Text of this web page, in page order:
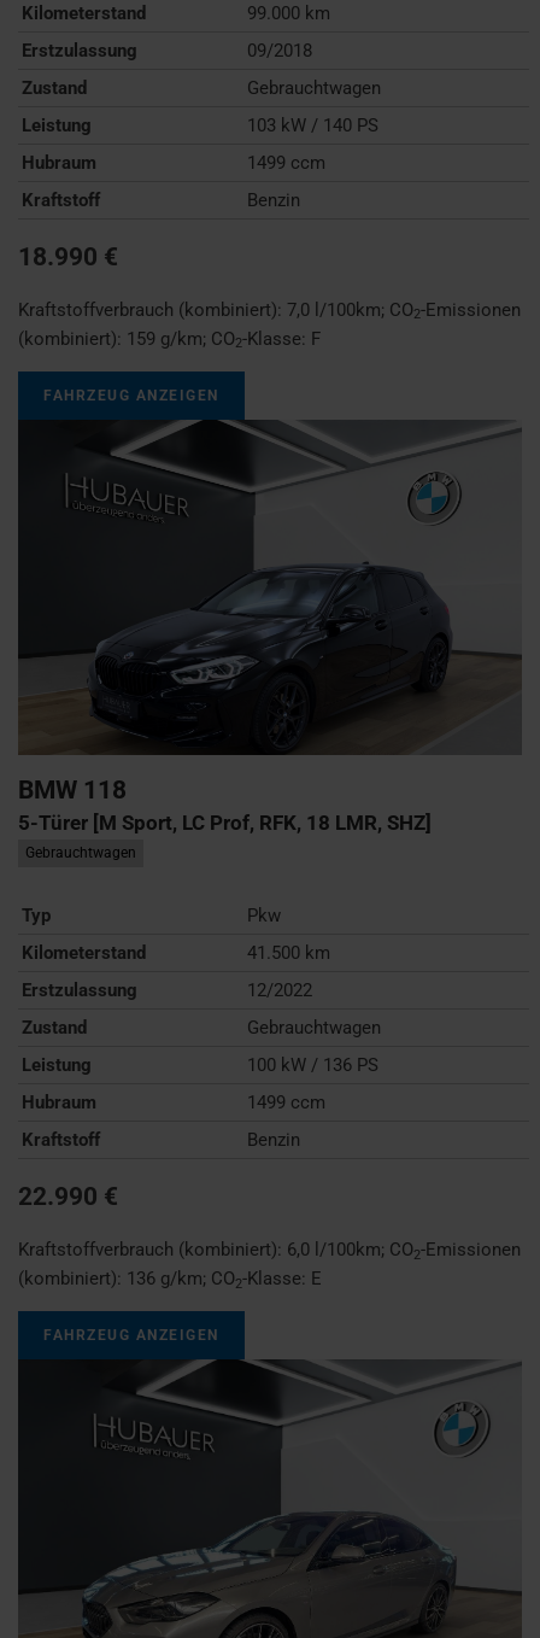
Kilometerstand
99.000 km
Erstzulassung
09/2018
Zustand
Gebrauchtwagen
Leistung
103 kW / 140 PS
Hubraum
1499 ccm
Kraftstoff
Benzin
18.990 €
Kraftstoffverbrauch (kombiniert): 7,0 l/100km; CO2-Emissionen
(kombiniert): 159 g/km; CO2-Klasse: F
FAHRZEUG ANZEIGEN
BMW 118
5-Türer [M Sport, LC Prof, RFK, 18 LMR, SHZ]
Gebrauchtwagen
Typ
Pkw
Kilometerstand
41.500 km
Erstzulassung
12/2022
Zustand
Gebrauchtwagen
Leistung
100 kW / 136 PS
Hubraum
1499 ccm
Kraftstoff
Benzin
22.990 €
Kraftstoffverbrauch (kombiniert): 6,0 l/100km; CO2-Emissionen
(kombiniert): 136 g/km; CO2-Klasse: E
FAHRZEUG ANZEIGEN